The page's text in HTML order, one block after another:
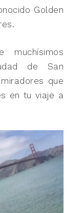
Golden
muchísimos
de San
que
en tu viaje a